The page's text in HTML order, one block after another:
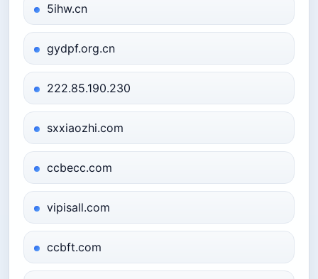
5ihw.cn
gydpf.org.cn
222.85.190.230
sxxiaozhi.com
ccbecc.com
vipisall.com
ccbft.com